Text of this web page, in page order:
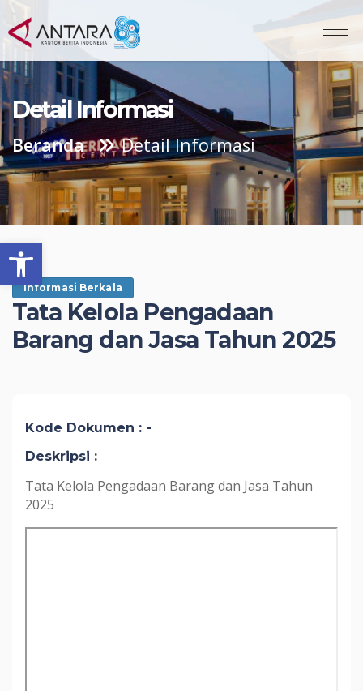
Open toolbar
Detail Informasi
Beranda Detail Informasi
Informasi Berkala
Tata Kelola Pengadaan
Barang dan Jasa Tahun 2025
Kode Dokumen : -
Deskripsi :
Tata Kelola Pengadaan Barang dan Jasa Tahun
2025